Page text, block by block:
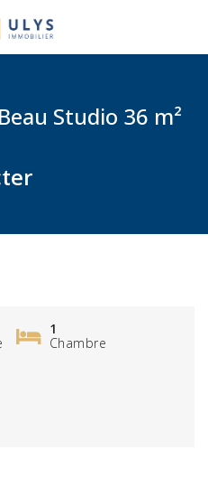
Studio 36 m²
1
Chambre